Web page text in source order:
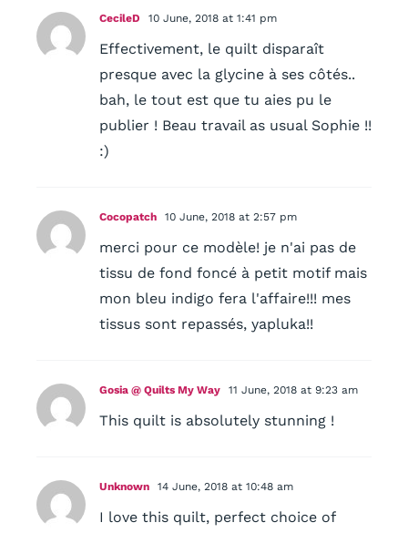
CecileD 10 June, 2018 at 1:41 pm
Effectivement, le quilt disparaît
presque avec la glycine à ses côtés..
bah, le tout est que tu aies pu le
publier ! Beau travail as usual Sophie !!
:)
Cocopatch 10 June, 2018 at 2:57 pm
merci pour ce modèle! je n'ai pas de
tissu de fond foncé à petit motif mais
mon bleu indigo fera l'affaire!!! mes
tissus sont repassés, yapluka!!
Gosia @ Quilts My Way 11 June, 2018 at 9:23 am
This quilt is absolutely stunning !
Unknown 14 June, 2018 at 10:48 am
I love this quilt, perfect choice of